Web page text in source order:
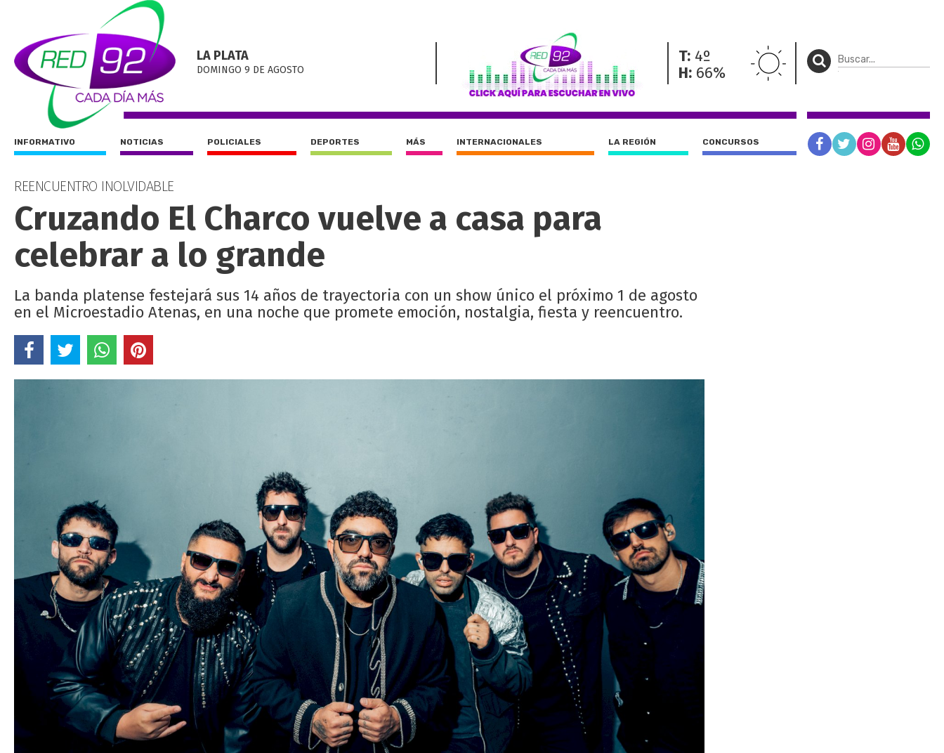
LA PLATA
DOMINGO 9 DE AGOSTO
T: 4º
H: 66%
INFORMATIVO NOTICIAS POLICIALES DEPORTES MÁS INTERNACIONALES LA REGIÓN CONCURSOS
REENCUENTRO INOLVIDABLE
Cruzando El Charco vuelve a casa para
celebrar a lo grande
La banda platense festejará sus 14 años de trayectoria con un show único el próximo 1 de agosto
en el Microestadio Atenas, en una noche que promete emoción, nostalgia, fiesta y reencuentro.